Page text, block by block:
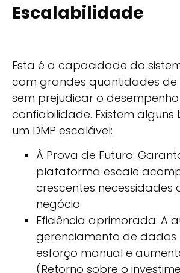
Escalabilidade
Esta é a capacidade do
com grandes quantidades
sem prejudicar o
confiabilidade. Existem alguns
um DMP escalável:
À Prova de Futuro:
plataforma escale
crescentes necessidades
negócio
Eficiência aprimorada: A
gerenciamento de dados
esforço manual e
(Retorno sobre o